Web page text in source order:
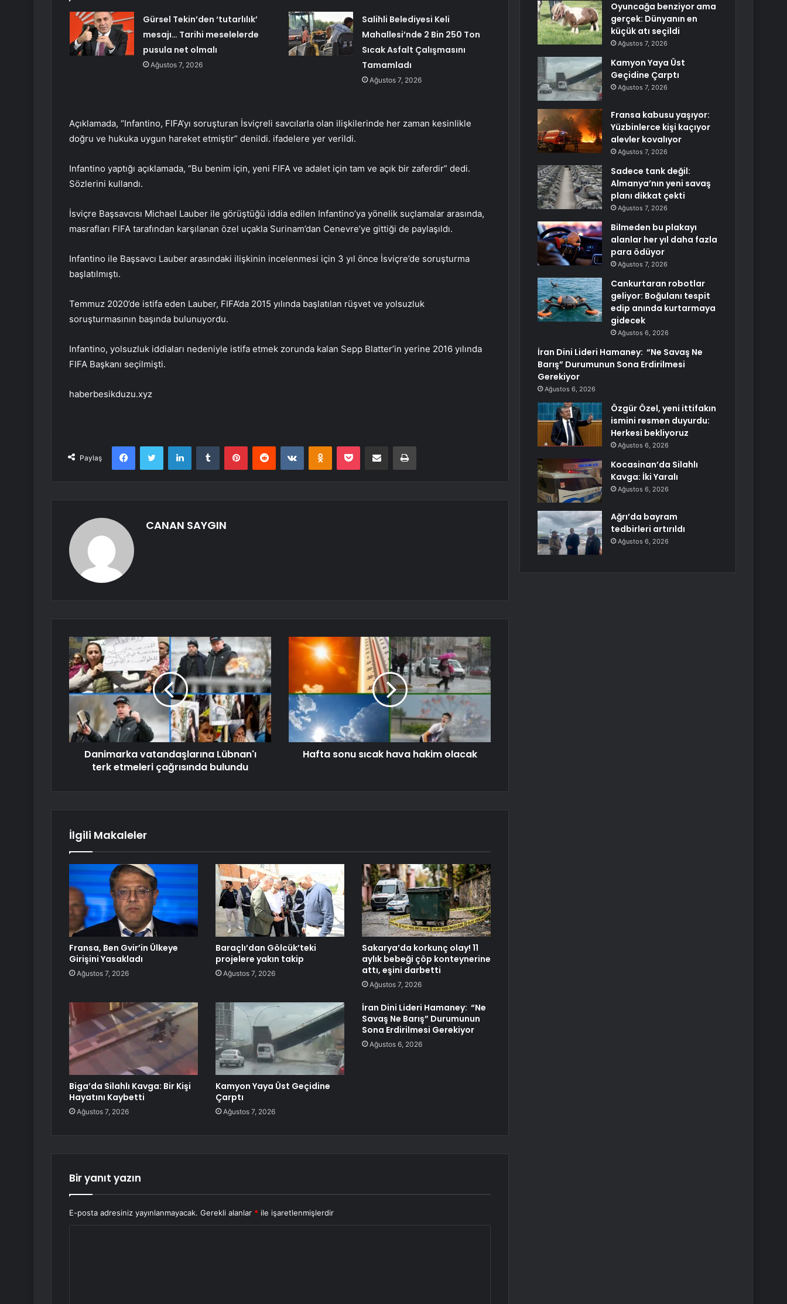
Gürsel Tekin’den ‘tutarlılık’
mesajı… Tarihi meselelerde
pusula net olmalı
Ağustos 7, 2026
Salihli Belediyesi Keli
Mahallesi’nde 2 Bin 250 Ton
Sıcak Asfalt Çalışmasını
Tamamladı
Ağustos 7, 2026
Açıklamada, “Infantino, FIFA’yı soruşturan İsviçreli savcılarla olan ilişkilerinde her zaman kesinlikle
doğru ve hukuka uygun hareket etmiştir” denildi. ifadelere yer verildi.
Infantino yaptığı açıklamada, “Bu benim için, yeni FIFA ve adalet için tam ve açık bir zaferdir” dedi.
Sözlerini kullandı.
İsviçre Başsavcısı Michael Lauber ile görüştüğü iddia edilen Infantino’ya yönelik suçlamalar arasında,
masrafları FIFA tarafından karşılanan özel uçakla Surinam’dan Cenevre’ye gittiği de paylaşıldı.
Infantino ile Başsavcı Lauber arasındaki ilişkinin incelenmesi için 3 yıl önce İsviçre’de soruşturma
başlatılmıştı.
Temmuz 2020’de istifa eden Lauber, FIFA’da 2015 yılında başlatılan rüşvet ve yolsuzluk
soruşturmasının başında bulunuyordu.
Infantino, yolsuzluk iddiaları nedeniyle istifa etmek zorunda kalan Sepp Blatter’in yerine 2016 yılında
FIFA Başkanı seçilmişti.
haberbesikduzu.xyz
Paylaş
FacebookTwitter LinkedInTumblr PinterestReddit VKontakteOdnoklassniki
Pocket E-Posta ile paylaş Yazdır
CANAN SAYGIN
Danimarka vatandaşlarına Lübnan'ı
terk etmeleri çağrısında bulundu
Hafta sonu sıcak hava hakim olacak
İlgili Makaleler
Fransa, Ben Gvir’in Ülkeye
Girişini Yasakladı
Ağustos 7, 2026
Baraçlı’dan Gölcük’teki
projelere yakın takip
Ağustos 7, 2026
Sakarya’da korkunç olay! 11
aylık bebeği çöp konteynerine
attı, eşini darbetti
Ağustos 7, 2026
Biga’da Silahlı Kavga: Bir Kişi
Hayatını Kaybetti
Ağustos 7, 2026
Kamyon Yaya Üst Geçidine
Çarptı
Ağustos 7, 2026
İran Dini Lideri Hamaney: “Ne
Savaş Ne Barış” Durumunun
Sona Erdirilmesi Gerekiyor
Ağustos 6, 2026
Bir yanıt yazın
E-posta adresiniz yayınlanmayacak. Gerekli alanlar * ile işaretlenmişlerdir
Oyuncağa benziyor ama
gerçek: Dünyanın en
küçük atı seçildi
Ağustos 7, 2026
Kamyon Yaya Üst
Geçidine Çarptı
Ağustos 7, 2026
Fransa kabusu yaşıyor:
Yüzbinlerce kişi kaçıyor
alevler kovalıyor
Ağustos 7, 2026
Sadece tank değil:
Almanya’nın yeni savaş
planı dikkat çekti
Ağustos 7, 2026
Bilmeden bu plakayı
alanlar her yıl daha fazla
para ödüyor
Ağustos 7, 2026
Cankurtaran robotlar
geliyor: Boğulanı tespit
edip anında kurtarmaya
gidecek
Ağustos 6, 2026
İran Dini Lideri Hamaney: “Ne Savaş Ne
Barış” Durumunun Sona Erdirilmesi
Gerekiyor
Ağustos 6, 2026
Özgür Özel, yeni ittifakın
ismini resmen duyurdu:
Herkesi bekliyoruz
Ağustos 6, 2026
Kocasinan’da Silahlı
Kavga: İki Yaralı
Ağustos 6, 2026
Ağrı’da bayram
tedbirleri artırıldı
Ağustos 6, 2026